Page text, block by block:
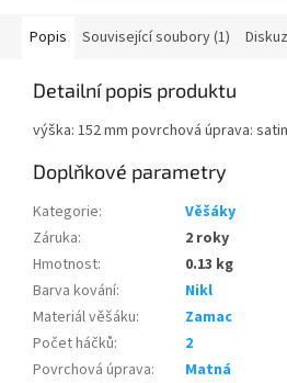
Popis Související soubory (1)
Detailní popis produktu
výška: 152 mm povrchová úprava:
Doplňkové parametry
Kategorie:
Věšáky
Záruka:
2 roky
Hmotnost:
0.13 kg
Barva kování:
Nikl
Materiál věšáku:
Zamac
Počet háčků:
2
Povrchová úprava:
Matná